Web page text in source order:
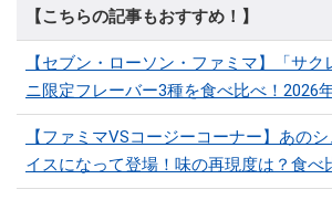
【こちらの記事もおすすめ！】
【セブン・ローソン・ファミマ】「サ
ニ限定フレーバー3種を食べ比べ！2026
【ファミマVSコージーコーナー】あの
イスになって登場！味の再現度は？食べ